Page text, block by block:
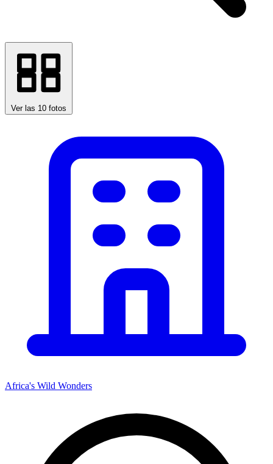
Ver las 10 fotos
Africa's Wild Wonders